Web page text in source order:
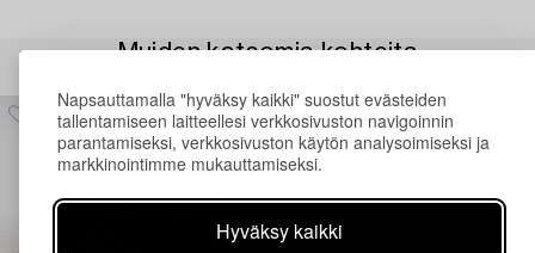
Napsauttamalla "hyväksy kaikki" suostut evästeiden
tallentamiseen laitteellesi verkkosivuston navigoinnin
parantamiseksi, verkkosivuston käytön analysoimiseksi ja
markkinointimme mukauttamiseksi.
Hyväksy kaikki
Muiden katsomia kohteita